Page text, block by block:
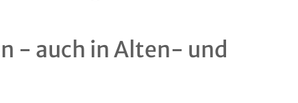
- auch in Alten- und